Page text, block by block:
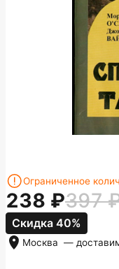
Ограниченное
238 397
Скидка 40%
Москва —